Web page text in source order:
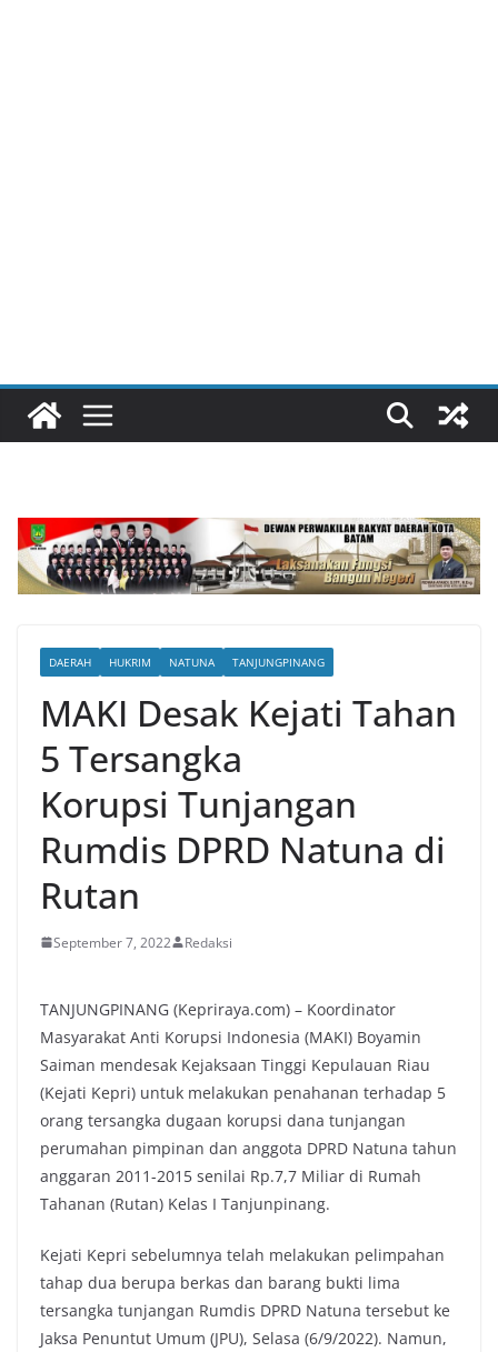
DAERAH HUKRIM NATUNA TANJUNGPINANG
MAKI Desak Kejati Tahan
5 Tersangka
Korupsi Tunjangan
Rumdis DPRD Natuna di
Rutan
September 7, 2022 Redaksi
TANJUNGPINANG (Kepriraya.com) – Koordinator
Masyarakat Anti Korupsi Indonesia (MAKI) Boyamin
Saiman mendesak Kejaksaan Tinggi Kepulauan Riau
(Kejati Kepri) untuk melakukan penahanan terhadap 5
orang tersangka dugaan korupsi dana tunjangan
perumahan pimpinan dan anggota DPRD Natuna tahun
anggaran 2011-2015 senilai Rp.7,7 Miliar di Rumah
Tahanan (Rutan) Kelas I Tanjunpinang.
Kejati Kepri sebelumnya telah melakukan pelimpahan
tahap dua berupa berkas dan barang bukti lima
tersangka tunjangan Rumdis DPRD Natuna tersebut ke
Jaksa Penuntut Umum (JPU), Selasa (6/9/2022). Namun,